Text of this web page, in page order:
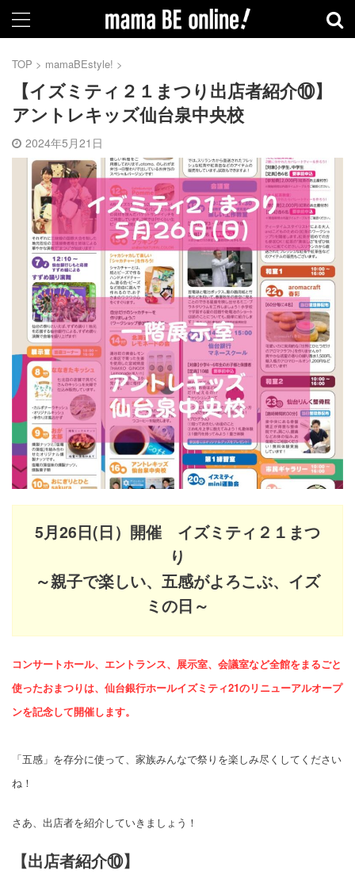
TOP > mamaBEstyle! >
【イズミティ２１まつり出店者紹介⑩】
アントレキッズ仙台泉中央校
2024年5月21日
5月26日(日）開催 イズミティ２１まつ
り
～親子で楽しい、五感がよろこぶ、イズ
ミの日～
コンサートホール、エントランス、展示室、会議室など全館をまるごと
使ったおまつりは、仙台銀行ホールイズミティ21のリニューアルオープ
ンを記念して開催します。
「五感」を存分に使って、家族みんなで祭りを楽しみ尽くしてください
ね！
さあ、出店者を紹介していきましょう！
【出店者紹介⑩】